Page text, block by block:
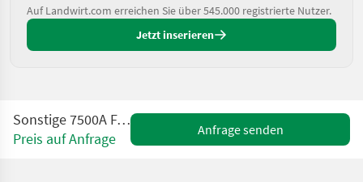
Auf Landwirt.com erreichen Sie über 545.000 registrierte Nutzer.
Jetzt inserieren
Sonstige 7500A Fairway Maaier
Preis auf Anfrage
Anfrage senden